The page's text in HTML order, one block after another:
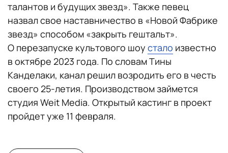
талантов и будущих звезд». Также певец
назвал свое наставничество в «Новой Фабрике
звезд» способом «закрыть гештальт».
О перезапуске культового шоу стало известно
в октябре 2023 года. По словам Тины
Канделаки, канал решил возродить его в честь
своего 25-летия. Производством займется
студия Weit Media. Открытый кастинг в проект
пройдет уже 11 февраля.